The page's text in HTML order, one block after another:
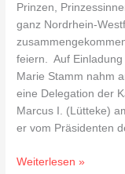
Prinzen,
ganz Nordrhein-
feiern. Auf
Marie Stamm nahm
eine Delegation der
Marcus I. (Lütteke)
er vom Präsidenten
Weiterlesen »